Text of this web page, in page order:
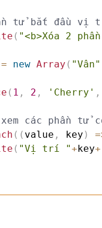
tử bắt đầu vị
( "<b>Xóa 2
= new Array ( "Vân"
( 1 , 2 , 'Cherry' ,
các phần tử
( ( value , key )
( "Vị trí "+ key+